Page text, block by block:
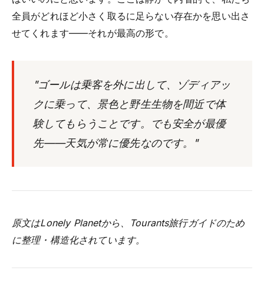
全員がどれほど小さく取るに足らない存在かを思い出さ
せてくれます——それが最高の形で。
"ゴールは乗客を外に出して、ゾディアッ
クに乗って、景色と野生生物を間近で体
験してもらうことです。でも安全が最優
先——天気が常に優先なのです。"
原文はLonely Planetから、Tourants旅行ガイドのため
に整理・構造化されています。